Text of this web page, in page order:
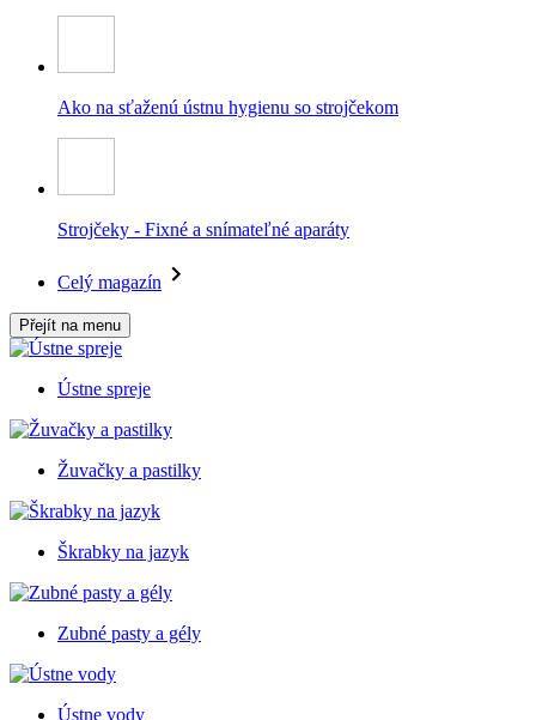
Ako na sťaženú ústnu hygienu so strojčekom
Strojčeky - Fixné a snímateľné aparáty
Celý magazín
Přejít na menu
Ústne spreje
Žuvačky a pastilky
Škrabky na jazyk
Zubné pasty a gély
Ústne vody